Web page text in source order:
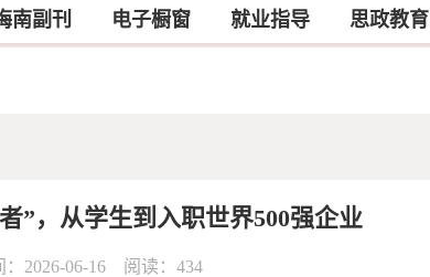
南副刊 电子橱窗 就业指导 思政教育
”，从学生到入职世界500强企业
2026-06-16 阅读： 434